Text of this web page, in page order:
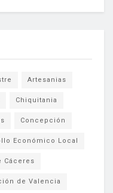
Artesanias
Chiquitania
Concepción
Económico Local
Cáceres
de Valencia